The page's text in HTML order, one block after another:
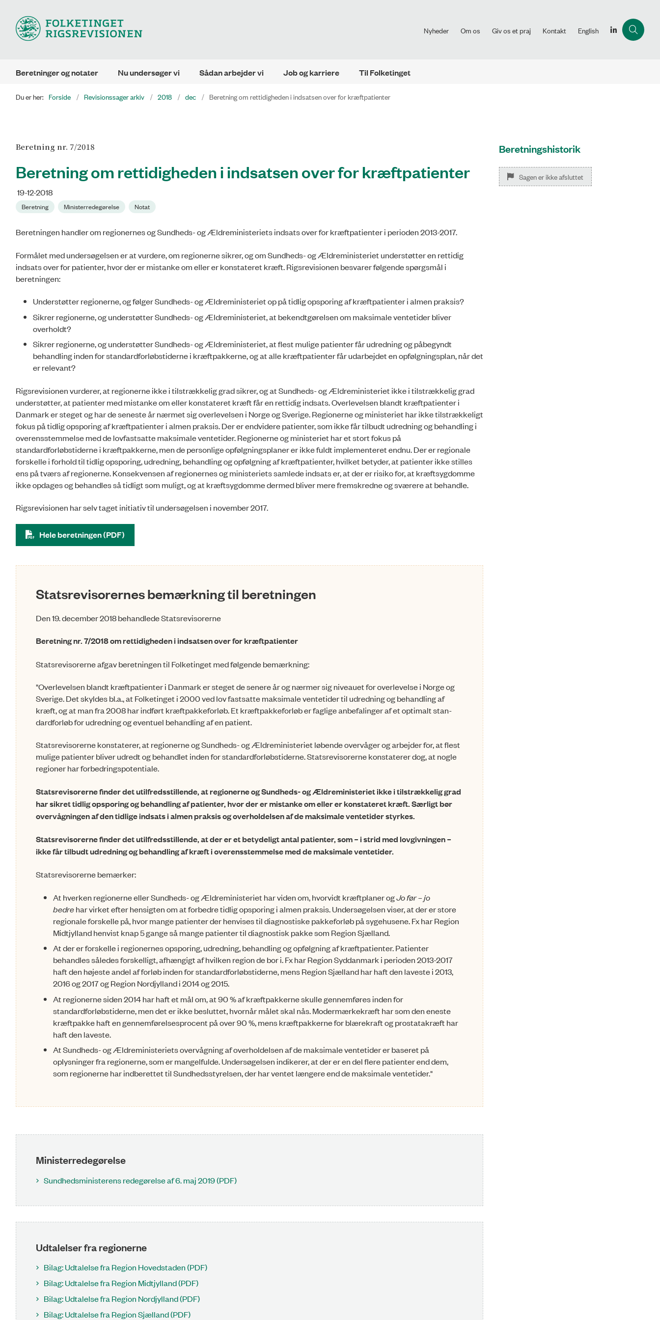
Nyheder Om os Giv os et praj Kontakt English
Beretninger og notater Nu undersøger vi Sådan arbejder vi Job og karriere Til Folketinget
Du er her: Forside Revisionssager arkiv 2018 dec Beretning om rettidigheden i indsatsen over for kræftpatienter
Beretning nr. 7/2018
Beretning om rettidigheden i indsatsen over for kræftpatienter
19-12-2018
Beretning Ministerredegørelse Notat
Beretningen handler om regionernes og Sundheds- og Ældreministeriets indsats over for kræftpatienter i perioden 2013-2017.
Formålet med undersøgelsen er at vurdere, om regionerne sikrer, og om Sundheds- og Ældreministeriet understøtter en rettidig
indsats over for patienter, hvor der er mistanke om eller er konstateret kræft. Rigsrevisionen besvarer følgende spørgsmål i
beretningen:
Understøtter regionerne, og følger Sundheds- og Ældreministeriet op på tidlig opsporing af kræftpatienter i almen praksis?
Sikrer regionerne, og understøtter Sundheds- og Ældreministeriet, at bekendtgørelsen om maksimale ventetider bliver
overholdt?
Sikrer regionerne, og understøtter Sundheds- og Ældreministeriet, at flest mulige patienter får udredning og påbegyndt
behandling inden for standardforløbstiderne i kræftpakkerne, og at alle kræftpatienter får udarbejdet en opfølgningsplan, når det
er relevant?
Rigsrevisionen vurderer, at regionerne ikke i tilstrækkelig grad sikrer, og at Sundheds- og Ældreministeriet ikke i tilstrækkelig grad
understøtter, at patienter med mistanke om eller konstateret kræft får en rettidig indsats. Overlevelsen blandt kræftpatienter i
Danmark er steget og har de seneste år nærmet sig overlevelsen i Norge og Sverige. Regionerne og ministeriet har ikke tilstrækkeligt
fokus på tidlig opsporing af kræftpatienter i almen praksis. Der er endvidere patienter, som ikke får tilbudt udredning og behandling i
overensstemmelse med de lovfastsatte maksimale ventetider. Regionerne og ministeriet har et stort fokus på
standardforløbstiderne i kræftpakkerne, men de personlige opfølgningsplaner er ikke fuldt implementeret endnu. Der er regionale
forskelle i forhold til tidlig opsporing, udredning, behandling og opfølgning af kræftpatienter, hvilket betyder, at patienter ikke stilles
ens på tværs af regionerne. Konsekvensen af regionernes og ministeriets samlede indsats er, at der er risiko for, at kræftsygdomme
ikke opdages og behandles så tidligt som muligt, og at kræftsygdomme dermed bliver mere fremskredne og sværere at behandle.
Rigsrevisionen har selv taget initiativ til undersøgelsen i november 2017.
Hele beretningen (PDF)
Statsrevisorernes bemærkning til beretningen
Den 19. december 2018 behandlede Statsrevisorerne
Beretning nr. 7/2018 om rettidigheden i indsatsen over for kræftpatienter
Statsrevisorerne afgav beretningen til Folketinget med følgende bemærkning:
"Overlevelsen blandt kræftpatienter i Danmark er steget de senere år og nærmer sig niveauet for overlevelse i Norge og
Sverige. Det skyldes bl.a., at Folketinget i 2000 ved lov fastsatte maksimale ventetider til udred­ning og behandling af
kræft, og at man fra 2008 har indført kræft­pakke­forløb. Et kræftpakkeforløb er faglige anbefalinger af et optimalt stan­
dard­forløb for udredning og eventuel behandling af en patient.
Statsrevisorerne konstaterer, at regionerne og Sundheds- og Ældreministeriet løbende overvåger og arbejder for, at flest
mulige patienter bliver udredt og behandlet inden for standardforløbs­tiderne. Statsrevisorerne konstaterer dog, at nogle
regioner har forbedrings­potentiale.
Statsrevisorerne finder det utilfredsstillende, at regionerne og Sundheds- og Ældreministeriet ikke i tilstrækkelig grad
har sikret tidlig opsporing og behandling af patienter, hvor der er mistanke om eller er konstateret kræft. Særligt bør
overvågningen af den tidlige indsats i almen praksis og overholdelsen af de maksimale ventetider styrkes.
Statsrevisorerne finder det utilfredsstillende, at der er et betydeligt antal patienter, som – i strid med lovgivningen –
ikke får tilbudt udredning og behandling af kræft i overensstemmelse med de maksima­le ventetider.
Statsrevisorerne bemærker:
At hverken regionerne eller Sundheds- og Ældreministeriet har viden om, hvorvidt kræftplaner ogJo før – jo
bedrehar virket efter hensigten om at forbedre tidlig opsporing i almen praksis. Undersøgelsen viser, at der er store
regionale forskelle på, hvor mange patienter der henvises til diagnostiske pakkeforløb på sygehusene. Fx har Region
Midt­jylland henvist knap 5 gange så mange patienter til diagnostisk pakke som Region Sjælland.
At der er forskelle i regionernes opsporing, udredning, behandling og opfølgning af kræftpatienter. Patienter
behandles således for­skel­ligt, afhængigt af hvilken region de bor i. Fx har Region Syd­danmark i perioden 2013-2017
haft den højeste andel af forløb inden for standardforløbstiderne, mens Region Sjælland har haft den laveste i 2013,
2016 og 2017 og Region Nordjylland i 2014 og 2015.
At regionerne siden 2014 har haft et mål om, at 90 % af kræftpak­ker­ne skulle gennemføres inden for
standardforløbs­tiderne, men det er ikke besluttet, hvornår målet skal nås. Moder­mærke­kræft har som den eneste
kræftpakke haft en gennem­førel­ses­procent på over 90 %, mens kræftpakkerne for blærekraft og prostatakræft har
haft den laveste.
At Sundheds- og Ældreministeriets overvågning af overholdelsen af de maksimale ventetider er baseret på
oplysninger fra regionerne, som er mangelfulde. Undersøgelsen indikerer, at der er en del flere patienter end dem,
som regionerne har indberettet til Sundhedsstyrelsen, der har ventet længere end de maksimale ventetider."
Ministerredegørelse
Sundhedsministerens redegørelse af 6. maj 2019 (PDF)
Udtalelser fra regionerne
Bilag: Udtalelse fra Region Hovedstaden (PDF)
Bilag: Udtalelse fra Region Midtjylland (PDF)
Bilag: Udtalelse fra Region Nordjylland (PDF)
Bilag: Udtalelse fra Region Sjælland (PDF)
Beretningshistorik
Sagen er ikke afsluttet